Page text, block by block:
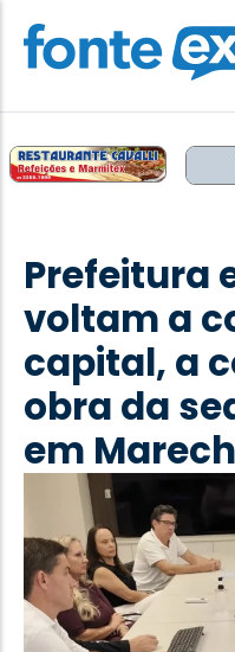
Destaque
Esporte
Geral
Obituário
Paraguai
Paraná
Política
Santa Helena e Região
Saúde e Bem-Estar
Prefeitura
voltam a
capital, a
obra da
em